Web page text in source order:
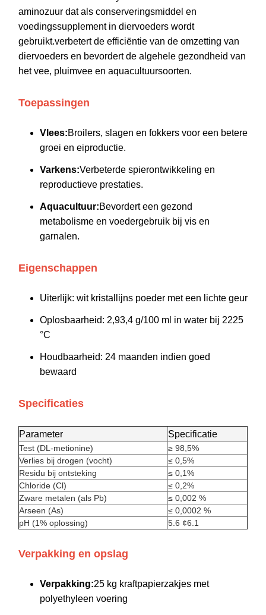
aminozuur dat als conserveringsmiddel en
voedingssupplement in diervoeders wordt
gebruikt.verbetert de efficiëntie van de omzetting van
diervoeders en bevordert de algehele gezondheid van
het vee, pluimvee en aquacultuursoorten.
Toepassingen
Vlees:Broilers, slagen en fokkers voor een betere
groei en eiproductie.
Varkens:Verbeterde spierontwikkeling en
reproductieve prestaties.
Aquacultuur:Bevordert een gezond
metabolisme en voedergebruik bij vis en
garnalen.
Eigenschappen
Uiterlijk: wit kristallijns poeder met een lichte geur
Oplosbaarheid: 2,9­3,4 g/100 ml in water bij 22­25
°C
Houdbaarheid: 24 maanden indien goed
bewaard
Specificaties
Parameter Specificatie
Test (DL-metionine)
≥ 98,5%
Verlies bij drogen (vocht)
≤ 0,5%
Residu bij ontsteking
≤ 0,1%
Chloride (Cl)
≤ 0,2%
Zware metalen (als Pb)
≤ 0,002 %
Arseen (As)
≤ 0,0002 %
pH (1% oplossing)
5.6 ¢6.1
Verpakking en opslag
Verpakking:25 kg kraftpapierzakjes met
polyethyleen voering